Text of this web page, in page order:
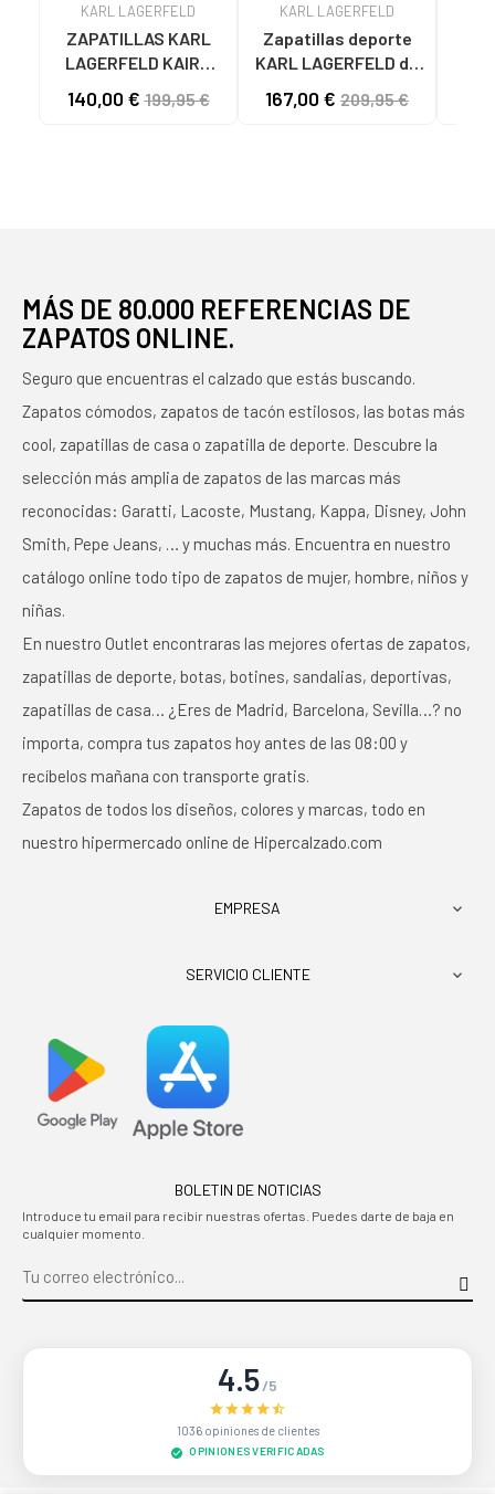
KARL LAGERFELD
ZAPATILLAS KARL
LAGERFELD KAIRO
NEGRAS NEGRO
140,00 €199,95 €
KARL LAGERFELD
Zapatillas deporte
KARL LAGERFELD de
HOMBRE MODELO
167,00 € 209,95 €
MÁS DE 80.000 REFERENCIAS DE
ZAPATOS ONLINE.
Seguro que encuentras el calzado que estás buscando.
Zapatos cómodos, zapatos de tacón estilosos, las botas más
cool, zapatillas de casa o zapatilla de deporte. Descubre la
selección más amplia de zapatos de las marcas más
reconocidas: Garatti, Lacoste, Mustang, Kappa, Disney, John
Smith, Pepe Jeans, … y muchas más. Encuentra en nuestro
catálogo online todo tipo de zapatos de mujer, hombre, niños y
niñas.
En nuestro Outlet encontraras las mejores ofertas de zapatos,
zapatillas de deporte, botas, botines, sandalias, deportivas,
zapatillas de casa… ¿Eres de Madrid, Barcelona, Sevilla…? no
importa, compra tus zapatos hoy antes de las 08:00 y
recíbelos mañana con transporte gratis.
Zapatos de todos los diseños, colores y marcas, todo en
nuestro hipermercado online de Hipercalzado.com
EMPRESA 
SERVICIO CLIENTE 
BOLETIN DE NOTICIAS
Introduce tu email para recibir nuestras ofertas. Puedes darte de baja en
cualquier momento.
4.5/5
1036 opiniones de clientes
OPINIONES VERIFICADAS